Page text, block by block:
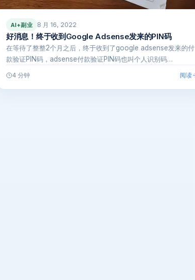
AI+副业 8 月 16, 2022
好消息！终于收到Google Adsense发来的PIN码
在等待了整整2个月之后，终于收到了google adsense发来的付
款验证PIN码，adsense付款验证PIN码也叫个人识别码…
4 分钟 阅读